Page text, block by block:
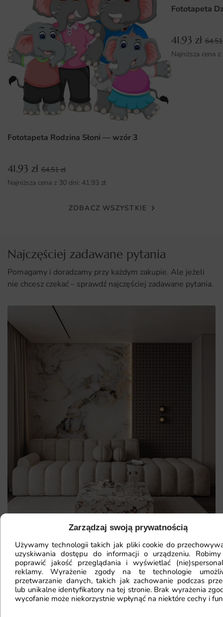
Zarządzaj swoją prywatnością
Używamy technologii takich jak pliki cookie do
uzyskiwania dostępu do informacji o urządzeniu.
poprawić jakość przeglądania i wyświetlać
reklamy. Wyrażenie zgody na te technologie
przetwarzanie danych, takich jak zachowanie podczas
lub unikalne identyfikatory na tej stronie. Brak wyrażenia
wycofanie może niekorzystnie wpłynąć na niektóre cechy i
proces aplikacji, co sprawia, że każdy może spróbować
swoich sił w dekoracji wnętrz.
Dlaczego warto wybrać tę fototapetę
Unikalny design, który przyciąga uwagę i wyróżnia
wnętrze.
Wysokiej jakości materiały, które zapewniają
długotrwałość i intensywność kolorów.
Możliwość dopasowania wymiarów do indywidualnych
potrzeb.
Fototapeta Rodzina Słoni — wzór 3
41.93 zł 64.51zł
Najniższa cena z 30 dni: 41.93 zł
Fototapeta
41.93 zł
Najniższa cena
ZOBACZ WSZYSTKIE
Najczęściej zadawane pytania
Pomagamy i doradzamy przy każdym zakupie. Ale jeżeli
nie chcesz czekać – sprawdź najczęściej zadawane pytania.
Mam ścianę o nietypowym kształcie,
czy da się na niej położyć
fototapetę?